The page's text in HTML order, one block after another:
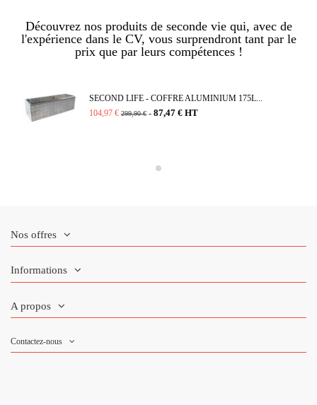
Découvrez nos produits de seconde vie qui, avec de
l'expérience dans le CV, vous surprendront tant par le
prix que par leurs compétences !
SECOND LIFE - COFFRE ALUMINIUM 175L...
104,97 € 299,90 € - 87,47 € HT
Nos offres
Informations
A propos
Contactez-nous